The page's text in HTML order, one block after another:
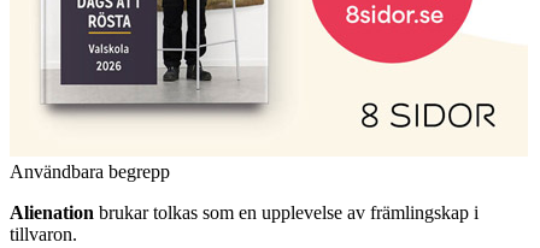
Användbara begrepp
Alienation brukar tolkas som en upplevelse av främlingskap i
tillvaron.